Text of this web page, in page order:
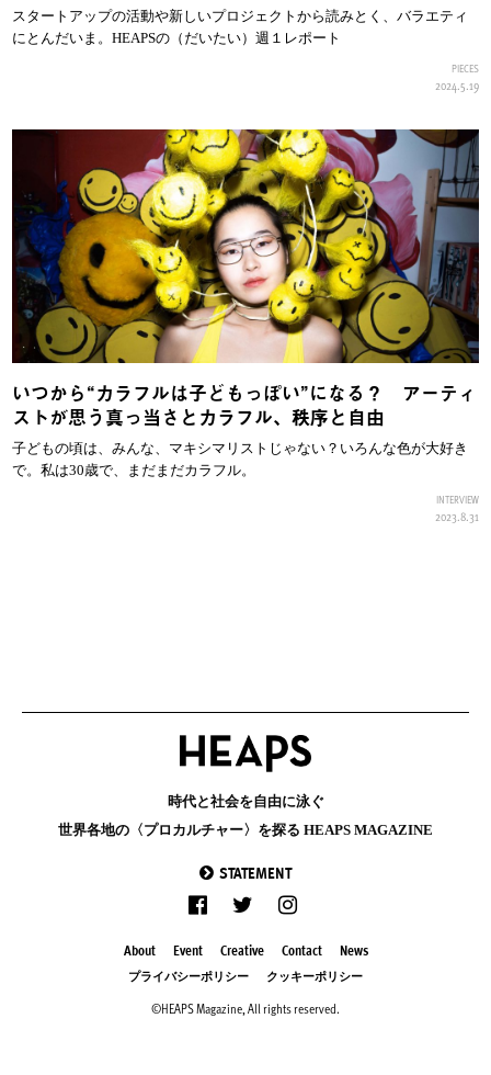
スタートアップの活動や新しいプロジェクトから読みとく、バラエティ
にとんだいま。HEAPSの（だいたい）週１レポート
PIECES
2024.5.19
いつから“カラフルは子どもっぽい”になる？ アーティ
ストが思う真っ当さとカラフル、秩序と自由
子どもの頃は、みんな、マキシマリストじゃない？いろんな色が大好き
で。私は30歳で、まだまだカラフル。
INTERVIEW
2023.8.31
時代と社会を自由に泳ぐ
世界各地の〈プロカルチャー〉を探る HEAPS MAGAZINE
STATEMENT
About Event Creative Contact News
プライバシーポリシー クッキーポリシー
©HEAPS Magazine, All rights reserved.